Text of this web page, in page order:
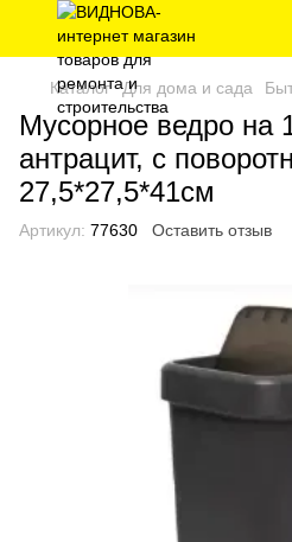
Каталог Для дома и сада
Мусорное ведро на
антрацит, с
27,5*27,5*41см
Артикул: 77630 Оставить отзыв